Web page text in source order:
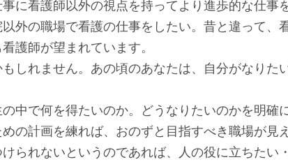
に看護師以外の視点を持ってより進歩的な仕事
外の職場で看護の仕事をしたい。昔と違って
護師が望まれています。
しれません。あの頃のあなたは、自分がなり
中で何を得たいのか。どうなりたいのかを明
の計画を練れば、おのずと目指すべき職場が見
られないというのであれば、人の役に立ちた